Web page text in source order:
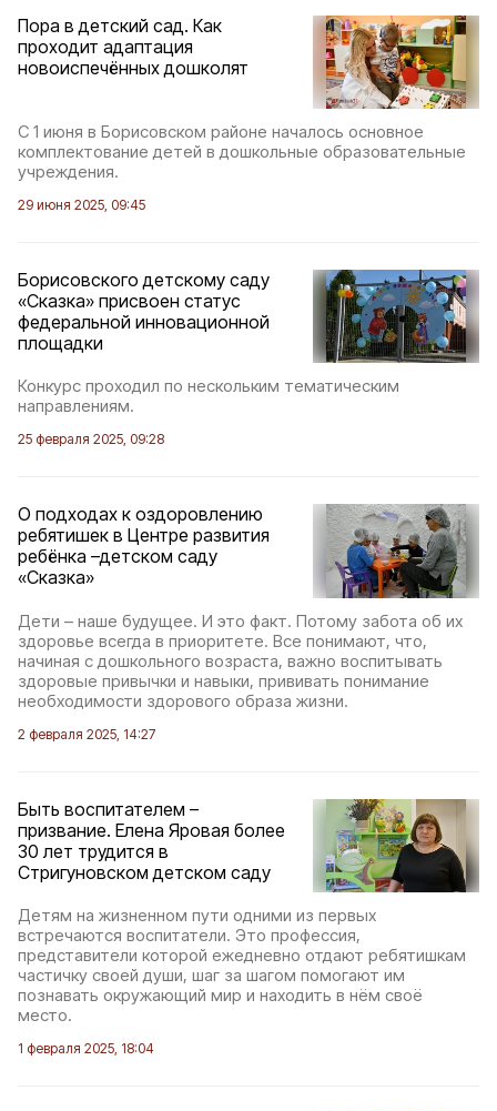
Пора в детский сад. Как
проходит адаптация
новоиспечённых дошколят
С 1 июня в Борисовском районе началось основное
комплектование детей в дошкольные образовательные
учреждения.
29 июня 2025, 09:45
Борисовского детскому саду
«Сказка» присвоен статус
федеральной инновационной
площадки
Конкурс проходил по нескольким тематическим
направлениям.
25 февраля 2025, 09:28
О подходах к оздоровлению
ребятишек в Центре развития
ребёнка –детском саду
«Сказка»
Дети – наше будущее. И это факт. Потому забота об их
здоровье всегда в приоритете. Все понимают, что,
начиная с дошкольного возраста, важно воспитывать
здоровые привычки и навыки, прививать понимание
необходимости здорового образа жизни.
2 февраля 2025, 14:27
Быть воспитателем –
призвание. Елена Яровая более
30 лет трудится в
Стригуновском детском саду
Детям на жизненном пути одними из первых
встречаются воспитатели. Это профессия,
представители которой ежедневно отдают ребятишкам
частичку своей души, шаг за шагом помогают им
познавать окружающий мир и находить в нём своё
место.
1 февраля 2025, 18:04